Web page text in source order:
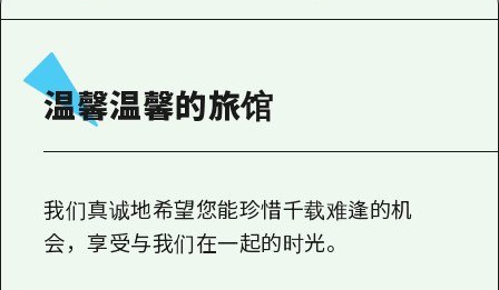
常见问题解答
广岛观光宣传册
温馨温馨的旅馆
我们真诚地希望您能珍惜千载难逢的机
会，享受与我们在一起的时光。